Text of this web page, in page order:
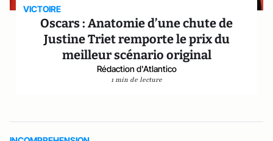
VICTOIRE
Oscars : Anatomie d’une chute de
Justine Triet remporte le prix du
meilleur scénario original
Rédaction d'Atlantico
1 min de lecture